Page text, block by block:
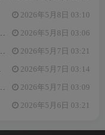
2026年5月8日 03:10
2026年5月8日 03:06
2026年5月7日 03:21
2026年5月7日 03:14
2026年5月7日 03:09
2026年5月6日 03:21